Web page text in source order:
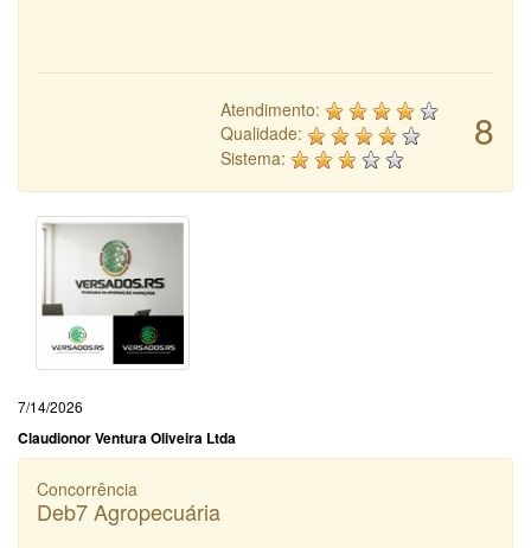
8
Atendimento:
Qualidade:
Sistema:
7/14/2026
Claudionor Ventura Oliveira Ltda
Concorrência
Deb7 Agropecuária